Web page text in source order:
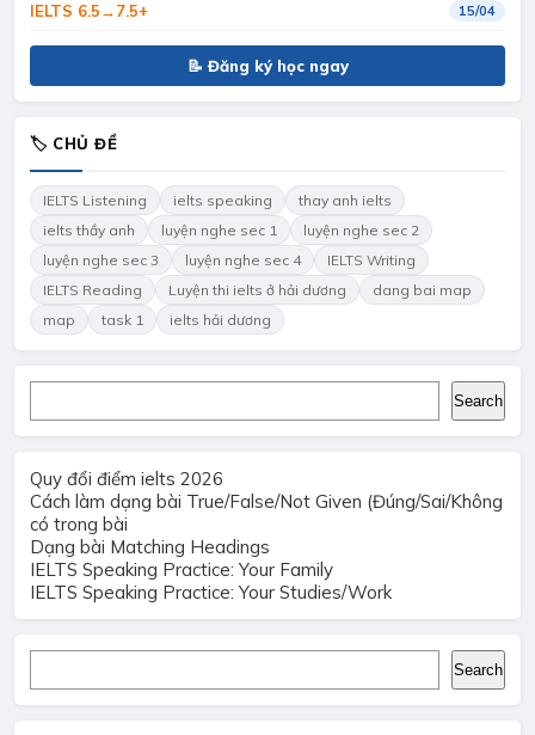
IELTS 6.5→7.5+ 15/04
📝 Đăng ký học ngay
🏷 CHỦ ĐỀ
IELTS Listening ielts speaking
thay anh ielts
ielts thầy anh
luyện nghe sec 1
luyện nghe sec 2
luyện nghe sec 3
luyện nghe sec 4
IELTS Writing
IELTS Reading
Luyện thi ielts ở hải dương
dang bai map
map
task 1 ielts hải dương
Search
Quy đổi điểm ielts 2026
Cách làm dạng bài True/False/Not Given (Đúng/Sai/Không
có trong bài
Dạng bài Matching Headings
IELTS Speaking Practice: Your Family
IELTS Speaking Practice: Your Studies/Work
Search